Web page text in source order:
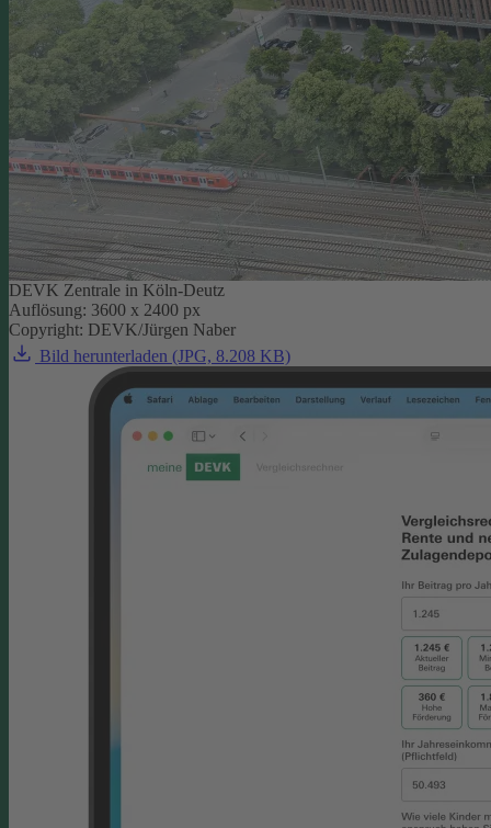
DEVK Zentrale in Köln-Deutz
Auflösung: 3600 x 2400 px
Copyright: DEVK/Jürgen Naber
Bild herunterladen (JPG, 8.208 KB)